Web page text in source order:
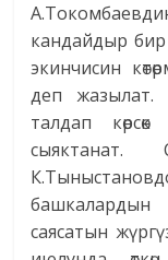
кандайдыр бир
экинчисин
деп
талдап
сыяктанат.
саясатын